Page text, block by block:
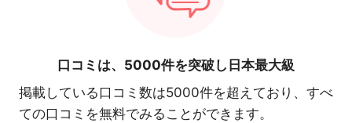
口コミは、 5000件を突破し日本最大級
掲載している口コミ数は5000件を超えており、すべ
ての口コミを無料でみることができます。